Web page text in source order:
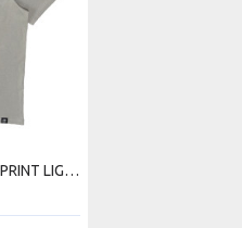
REDISTANCE BASIC NO PRINT LIGHT TEE RDU000B00-0606